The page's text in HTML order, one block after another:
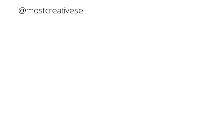
@mostcreativese